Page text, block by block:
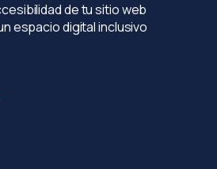
de tu sitio web
espacio digital inclusivo